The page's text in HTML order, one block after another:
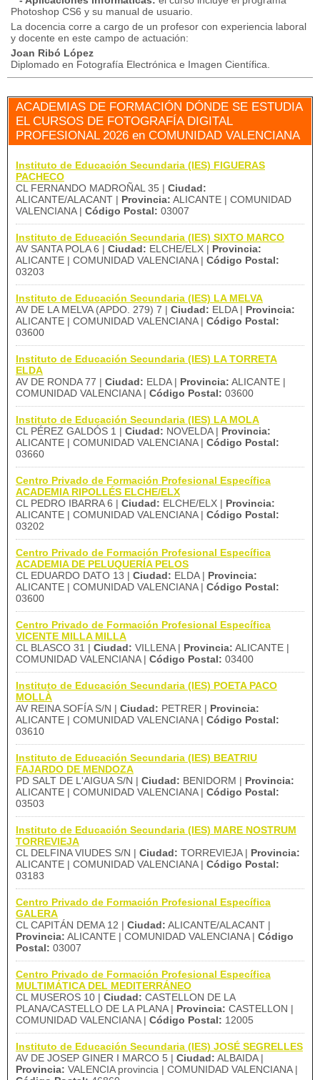
Photoshop CS6 y su manual de usuario.
La docencia corre a cargo de un profesor con experiencia laboral
y docente en este campo de actuación:
Joan Ribó López
Diplomado en Fotografía Electrónica e Imagen Científica.
ACADEMIAS DE FORMACIÓN DÓNDE SE ESTUDIA
EL CURSOS DE FOTOGRAFÍA DIGITAL
PROFESIONAL 2026 en COMUNIDAD VALENCIANA
Instituto de Educación Secundaria (IES) FIGUERAS
PACHECO
CL FERNANDO MADROÑAL 35 | Ciudad:
ALICANTE/ALACANT | Provincia: ALICANTE | COMUNIDAD
VALENCIANA | Código Postal: 03007
Instituto de Educación Secundaria (IES) SIXTO MARCO
AV SANTA POLA 6 | Ciudad: ELCHE/ELX | Provincia:
ALICANTE | COMUNIDAD VALENCIANA | Código Postal:
03203
Instituto de Educación Secundaria (IES) LA MELVA
AV DE LA MELVA (APDO. 279) 7 | Ciudad: ELDA | Provincia:
ALICANTE | COMUNIDAD VALENCIANA | Código Postal:
03600
Instituto de Educación Secundaria (IES) LA TORRETA
ELDA
AV DE RONDA 77 | Ciudad: ELDA | Provincia: ALICANTE |
COMUNIDAD VALENCIANA | Código Postal: 03600
Instituto de Educación Secundaria (IES) LA MOLA
CL PÉREZ GALDÓS 1 | Ciudad: NOVELDA | Provincia:
ALICANTE | COMUNIDAD VALENCIANA | Código Postal:
03660
Centro Privado de Formación Profesional Específica
ACADEMIA RIPOLLÉS ELCHE/ELX
CL PEDRO IBARRA 6 | Ciudad: ELCHE/ELX | Provincia:
ALICANTE | COMUNIDAD VALENCIANA | Código Postal:
03202
Centro Privado de Formación Profesional Específica
ACADEMIA DE PELUQUERÍA PELOS
CL EDUARDO DATO 13 | Ciudad: ELDA | Provincia:
ALICANTE | COMUNIDAD VALENCIANA | Código Postal:
03600
Centro Privado de Formación Profesional Específica
VICENTE MILLA MILLA
CL BLASCO 31 | Ciudad: VILLENA | Provincia: ALICANTE |
COMUNIDAD VALENCIANA | Código Postal: 03400
Instituto de Educación Secundaria (IES) POETA PACO
MOLLÀ
AV REINA SOFÍA S/N | Ciudad: PETRER | Provincia:
ALICANTE | COMUNIDAD VALENCIANA | Código Postal:
03610
Instituto de Educación Secundaria (IES) BEATRIU
FAJARDO DE MENDOZA
PD SALT DE L'AIGUA S/N | Ciudad: BENIDORM | Provincia:
ALICANTE | COMUNIDAD VALENCIANA | Código Postal:
03503
Instituto de Educación Secundaria (IES) MARE NOSTRUM
TORREVIEJA
CL DELFINA VIUDES S/N | Ciudad: TORREVIEJA | Provincia:
ALICANTE | COMUNIDAD VALENCIANA | Código Postal:
03183
Centro Privado de Formación Profesional Específica
GALERA
CL CAPITÁN DEMA 12 | Ciudad: ALICANTE/ALACANT |
Provincia: ALICANTE | COMUNIDAD VALENCIANA | Código
Postal: 03007
Centro Privado de Formación Profesional Específica
MULTIMÁTICA DEL MEDITERRÁNEO
CL MUSEROS 10 | Ciudad: CASTELLON DE LA
PLANA/CASTELLO DE LA PLANA | Provincia: CASTELLON |
COMUNIDAD VALENCIANA | Código Postal: 12005
Instituto de Educación Secundaria (IES) JOSÉ SEGRELLES
AV DE JOSEP GINER I MARCO 5 | Ciudad: ALBAIDA |
Provincia: VALENCIA provincia | COMUNIDAD VALENCIANA |